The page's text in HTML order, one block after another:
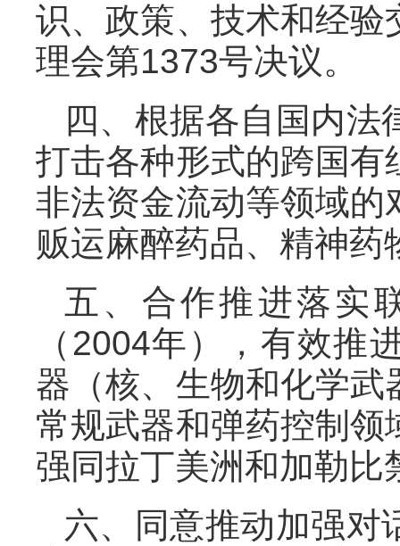
识、政策、技术和经
理会第1373号决议。
四、根据各自国内法
打击各种形式的跨国
非法资金流动等领域
贩运麻醉药品、精神药
五、合作推进落实
（2004年），有效推
器（核、生物和化学
常规武器和弹药控制
强同拉丁美洲和加勒比
六、同意推动加强对